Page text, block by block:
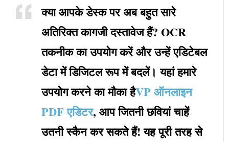
क्या आपके डेस्क पर अब बहुत सारे
अतिरिक्त कागजी दस्तावेज हैं? OCR
तकनीक का उपयोग करें और उन्हें एडिटेबल
डेटा में डिजिटल रूप में बदलें। यहां हमारे
उपयोग करने का मौका हैVP ऑनलाइन
PDF एडिटर, आप जितनी छवियां चाहें
उतनी स्कैन कर सकते हैं! यह पूरी तरह से